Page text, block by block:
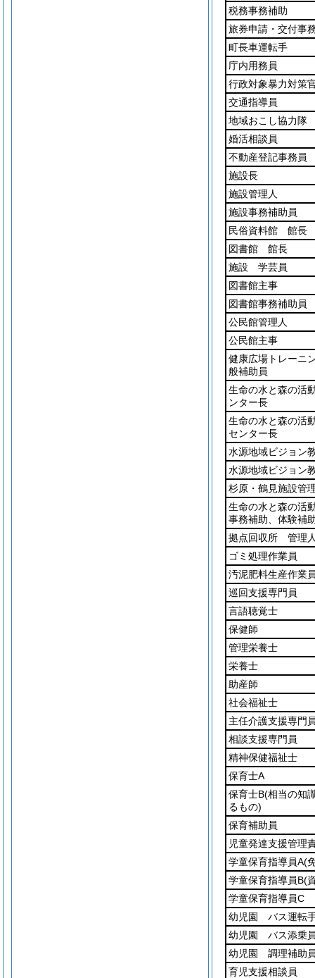
税務事務補助
旅券申請・交付事
町長車運転手
庁内用務員
行政対象暴力対策
交通指導員
地域おこし協力隊
婚活相談員
不動産登記事務員
施設長
施設管理人
施設事務補助員
民俗資料館 館長
図書館 館長
施設 学芸員
図書館主事
図書館事務補助員
公民館管理人
公民館主事
健康広場トレーニ
般補助員
生命の水と森の活
ンター長
生命の水と森の活
センター長
水源地域ビジョン
水源地域ビジョン
杉原・鶴見施設管
生命の水と森の活
事務補助、体験補
拠点回収所 管理
ゴミ処理作業員
汚泥肥料生産作業
巡回支援専門員
言語聴覚士
保健師
管理栄養士
栄養士
助産師
社会福祉士
主任介護支援専門
相談支援専門員
精神保健福祉士
保育士A
保育士B(相当の知
るもの)
保育補助員
児童発達支援管理
学童保育指導員A(
学童保育指導員B(
学童保育指導員C
幼児園 バス運転
幼児園 バス添乗
幼児園 調理補助
育児支援相談員